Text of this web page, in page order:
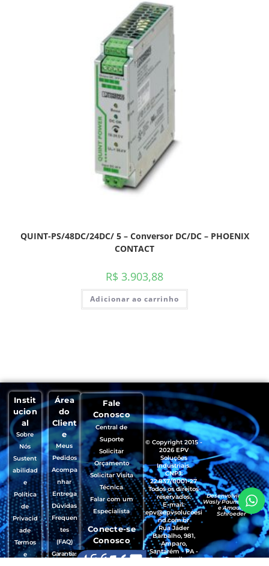
QUINT-PS/48DC/24DC/ 5 – Conversor DC/DC – PHOENIX
CONTACT
R$ 3.903,88
Adicionar ao carrinho
Instit
ucion
al
Sobre
Nós
Sustent
abilidad
e
Política
de
Privacid
ade
Termos
e
Área
do
Client
e
Meus
Pedidos
Acompa
nhar
Entrega
Dúvidas
Frequen
tes
(FAQ)
Garantias
Fale
Conosco
Central de
Suporte
Solicitar
Orçamento
Solicitar Visita
Técnica
Falar com um
Especialista
Conecte-se
Conosco
© Copyright 2015 -
2026 EPV
Soluções
Industriais.
CNPJ:
22.837/0001-27
Todos os direitos
reservados.
E-mail:
epv@epvsolucoesi
nd.com.br
Rua Jáder
Barbalho, 981,
Amparo,
Santarém - PA -
Brasil
Desenvolvido por
Wasly Paumgartten
e Amaury
Schroeder